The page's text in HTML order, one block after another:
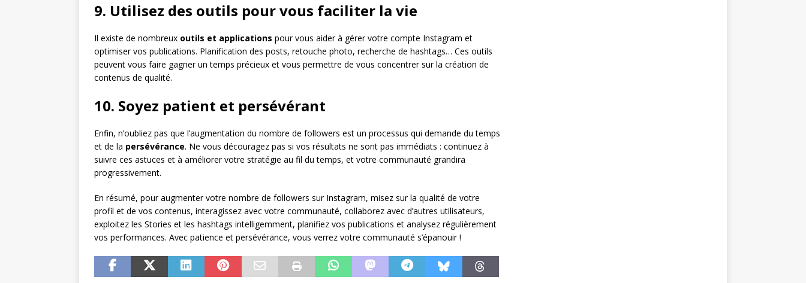
9. Utilisez des outils pour vous faciliter la vie
Il existe de nombreux outils et applications pour vous aider à gérer votre compte Instagram et
optimiser vos publications. Planification des posts, retouche photo, recherche de hashtags… Ces outils
peuvent vous faire gagner un temps précieux et vous permettre de vous concentrer sur la création de
contenus de qualité.
10. Soyez patient et persévérant
Enfin, n’oubliez pas que l’augmentation du nombre de followers est un processus qui demande du temps
et de la persévérance. Ne vous découragez pas si vos résultats ne sont pas immédiats : continuez à
suivre ces astuces et à améliorer votre stratégie au fil du temps, et votre communauté grandira
progressivement.
En résumé, pour augmenter votre nombre de followers sur Instagram, misez sur la qualité de votre
profil et de vos contenus, interagissez avec votre communauté, collaborez avec d’autres utilisateurs,
exploitez les Stories et les hashtags intelligemment, planifiez vos publications et analysez régulièrement
vos performances. Avec patience et persévérance, vous verrez votre communauté s’épanouir !